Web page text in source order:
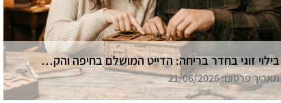
בילוי זוגי בחדר בריחה: הדייט המושלם בחיפה והקריות
תאריך פרסום: 21/06/2026